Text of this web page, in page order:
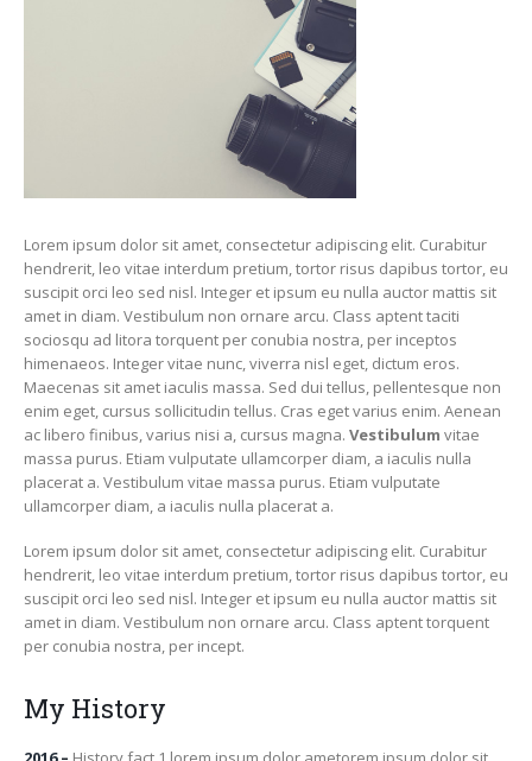
Lorem ipsum dolor sit amet, consectetur adipiscing elit. Curabitur
hendrerit, leo vitae interdum pretium, tortor risus dapibus tortor, eu
suscipit orci leo sed nisl. Integer et ipsum eu nulla auctor mattis sit
amet in diam. Vestibulum non ornare arcu. Class aptent taciti
sociosqu ad litora torquent per conubia nostra, per inceptos
himenaeos. Integer vitae nunc, viverra nisl eget, dictum eros.
Maecenas sit amet iaculis massa. Sed dui tellus, pellentesque non
enim eget, cursus sollicitudin tellus. Cras eget varius enim. Aenean
ac libero finibus, varius nisi a, cursus magna. Vestibulum vitae
massa purus. Etiam vulputate ullamcorper diam, a iaculis nulla
placerat a. Vestibulum vitae massa purus. Etiam vulputate
ullamcorper diam, a iaculis nulla placerat a.
Lorem ipsum dolor sit amet, consectetur adipiscing elit. Curabitur
hendrerit, leo vitae interdum pretium, tortor risus dapibus tortor, eu
suscipit orci leo sed nisl. Integer et ipsum eu nulla auctor mattis sit
amet in diam. Vestibulum non ornare arcu. Class aptent torquent
per conubia nostra, per incept.
My History